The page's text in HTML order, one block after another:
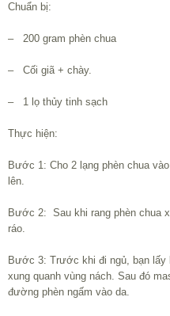
Chuẩn bị:
– 200 gram phèn chua
– Cối giã + chày.
– 1 lọ thủy tinh sạch
Thực hiện:
Bước 1: Cho 2 lạng phèn chua
lên.
Bước 2: Sau khi rang phèn chua
ráo.
Bước 3: Trước khi đi ngủ, bạn lấy
xung quanh vùng nách. Sau đó
đường phèn ngấm vào da.